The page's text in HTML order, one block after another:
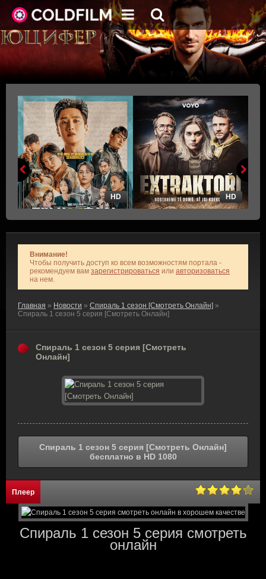
HD HD
Внимание!
Чтобы получить доступ ко всем возможностям портала -
рекомендуем вам зарегистрироваться или авторизоваться
на нем.
Главная » Новости » Спираль 1 сезон [Смотреть Онлайн] »
Спираль 1 сезон 5 серия [Смотреть Онлайн]
Спираль 1 сезон 5 серия [Смотреть
Онлайн]
Спираль 1 сезон 5 серия [Смотреть Онлайн]
бесплатно в HD 1080
Плеер
Спираль 1 сезон 5 серия смотреть
онлайн